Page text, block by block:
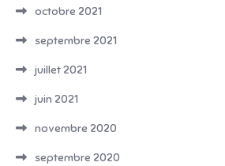
octobre 2021
septembre 2021
juillet 2021
juin 2021
novembre 2020
septembre 2020